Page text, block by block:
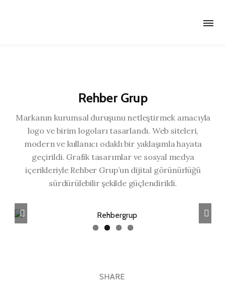
Rehber Grup
Markanın kurumsal duruşunu netleştirmek amacıyla
logo ve birim logoları tasarlandı. Web siteleri,
modern ve kullanıcı odaklı bir yaklaşımla hayata
geçirildi. Grafik tasarımlar ve sosyal medya
içerikleriyle Rehber Grup’un dijital görünürlüğü
sürdürülebilir şekilde güçlendirildi.
SHARE